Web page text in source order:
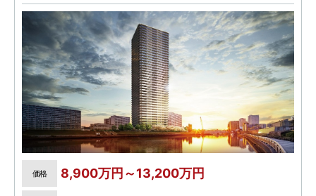
価格 8,900万円～13,200万円